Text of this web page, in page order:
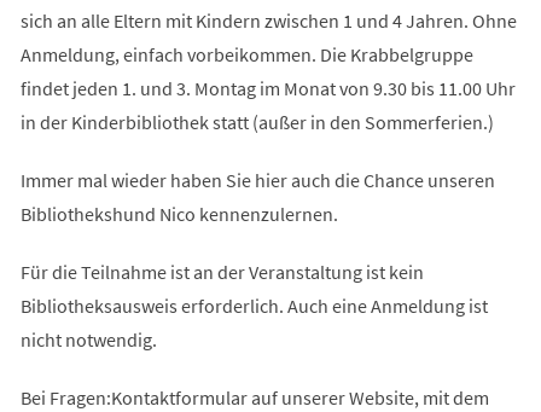
sich an alle Eltern mit Kindern zwischen 1 und 4 Jahren. Ohne
Anmeldung, einfach vorbeikommen. Die Krabbelgruppe
findet jeden 1. und 3. Montag im Monat von 9.30 bis 11.00 Uhr
in der Kinderbibliothek statt (außer in den Sommerferien.)
Immer mal wieder haben Sie hier auch die Chance unseren
Bibliothekshund Nico kennenzulernen.
Für die Teilnahme ist an der Veranstaltung ist kein
Bibliotheksausweis erforderlich. Auch eine Anmeldung ist
nicht notwendig.
Bei Fragen:Kontaktformular auf unserer Website, mit dem